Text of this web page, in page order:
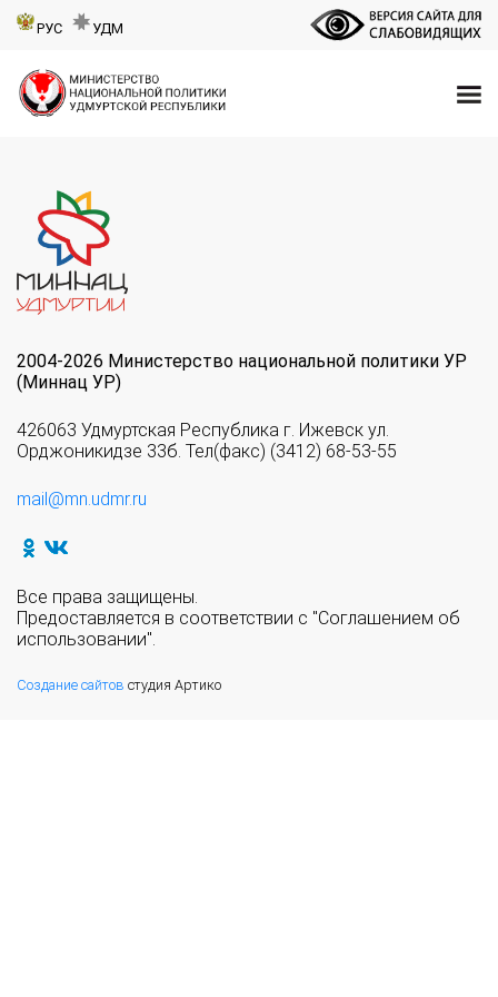
РУС УДМ
2004-2026 Министерство национальной политики УР
(Миннац УР)
426063 Удмуртская Республика г. Ижевск ул.
Орджоникидзе 33б. Тел(факс) (3412) 68-53-55
mail@mn.udmr.ru
Все права защищены.
Предоставляется в соответствии с "Соглашением об
использовании".
Создание сайтов студия Артико